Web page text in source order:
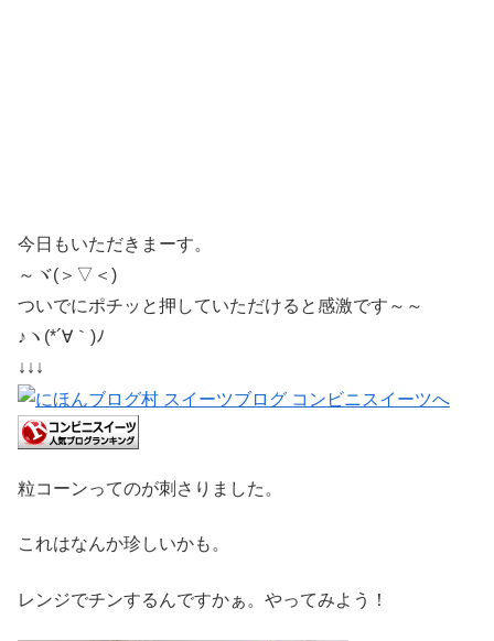
今日もいただきまーす。
～ヾ(＞▽＜)
ついでにポチッと押していただけると感激です～～
♪ヽ(*´∀｀)ﾉ
↓↓↓
粒コーンってのが刺さりました。
これはなんか珍しいかも。
レンジでチンするんですかぁ。やってみよう！